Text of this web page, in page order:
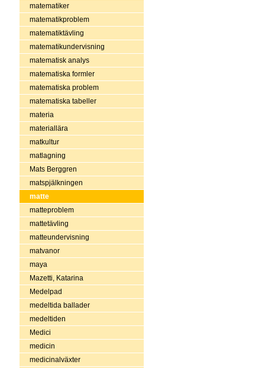
matematiker
matematikproblem
matematiktävling
matematikundervisning
matematisk analys
matematiska formler
matematiska problem
matematiska tabeller
materia
materiallära
matkultur
matlagning
Mats Berggren
matspjälkningen
matte
matteproblem
mattetävling
matteundervisning
matvanor
maya
Mazetti, Katarina
Medelpad
medeltida ballader
medeltiden
Medici
medicin
medicinalväxter